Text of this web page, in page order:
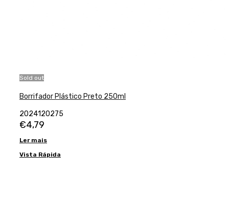
Sold out
Borrifador Plástico Preto 250ml
2024120275
€4,79
Ler mais
Vista Rápida